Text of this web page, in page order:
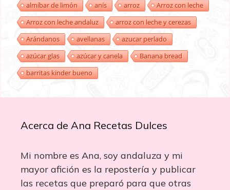
almíbar de limón
anís arroz
Arroz con leche
Arroz con leche andaluz
arroz con leche y cerezas
Arándanos
avellanas
azucar perlado
azúcar glas
azúcar y canela
Banana bread
barritas kinder bueno
Acerca de Ana Recetas Dulces
Mi nombre es Ana, soy andaluza y mi
mayor afición es la repostería y publicar
las recetas que preparó para que otras